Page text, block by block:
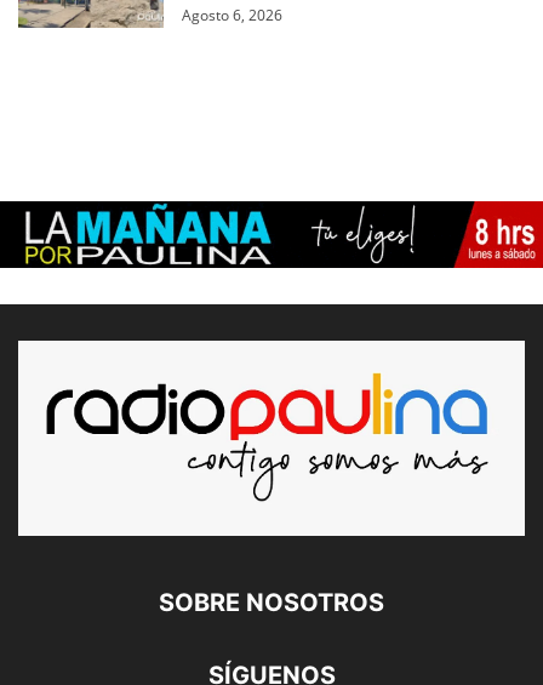
Agosto 6, 2026
SOBRE NOSOTROS
SÍGUENOS